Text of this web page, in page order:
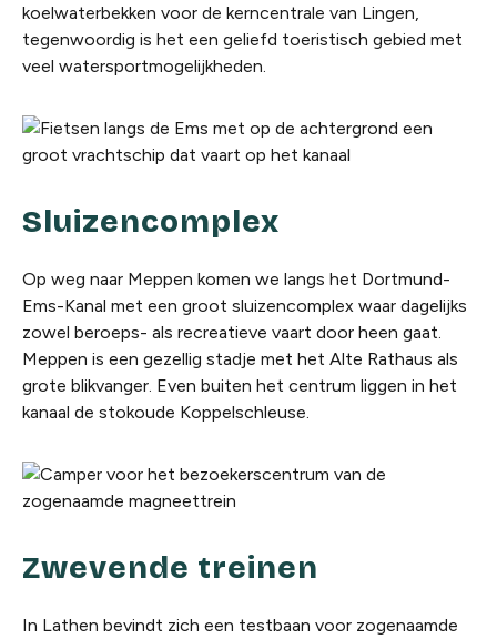
koelwaterbekken voor de kerncentrale van Lingen,
tegenwoordig is het een geliefd toeristisch gebied met
veel watersportmogelijkheden.
Sluizencomplex
Op weg naar Meppen komen we langs het Dortmund-
Ems-Kanal met een groot sluizencomplex waar dagelijks
zowel beroeps- als recreatieve vaart door heen gaat.
Meppen is een gezellig stadje met het Alte Rathaus als
grote blikvanger. Even buiten het centrum liggen in het
kanaal de stokoude Koppelschleuse.
Zwevende treinen
In Lathen bevindt zich een testbaan voor zogenaamde